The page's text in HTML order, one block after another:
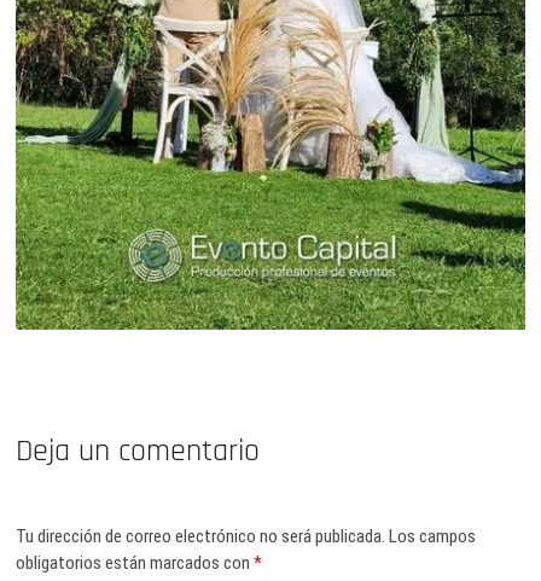
Deja un comentario
Tu dirección de correo electrónico no será publicada. Los campos
obligatorios están marcados con*